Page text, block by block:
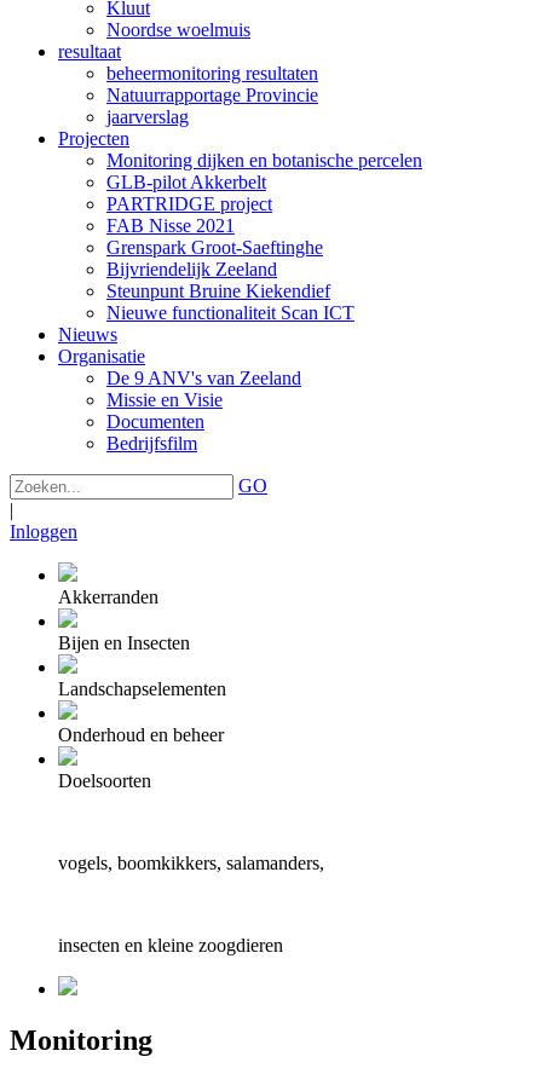
Kluut
Noordse woelmuis
resultaat
beheermonitoring resultaten
Natuurrapportage Provincie
jaarverslag
Projecten
Monitoring dijken en botanische percelen
GLB-pilot Akkerbelt
PARTRIDGE project
FAB Nisse 2021
Grenspark Groot-Saeftinghe
Bijvriendelijk Zeeland
Steunpunt Bruine Kiekendief
Nieuwe functionaliteit Scan ICT
Nieuws
Organisatie
De 9 ANV's van Zeeland
Missie en Visie
Documenten
Bedrijfsfilm
GO
|
Inloggen
Akkerranden
Bijen en Insecten
Landschapselementen
Onderhoud en beheer
Doelsoorten
vogels, boomkikkers, salamanders,
insecten en kleine zoogdieren
Monitoring